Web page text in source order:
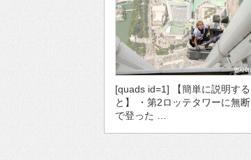
[quads id=1] 【簡単に説明する
と】 ・第2ロッテタワーに無断
で登った …